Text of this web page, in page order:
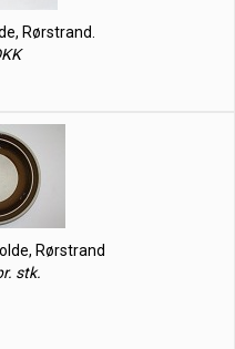
Rørstrand.
Rørstrand
stk.